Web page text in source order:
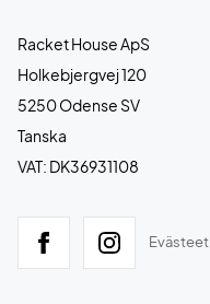
Racket House ApS
Holkebjergvej 120
5250 Odense SV
Tanska
VAT: DK36931108
Evästeet